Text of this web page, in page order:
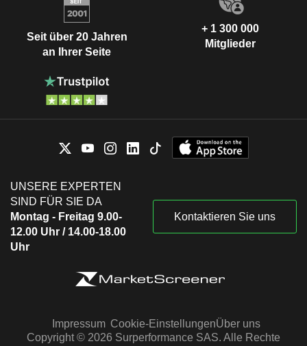
Seit über 20 Jahren
an Ihrer Seite
+ 1 300 000
Mitglieder
UNSERE EXPERTEN
SIND FÜR SIE DA
Montag - Freitag 9.00-
12.00 Uhr / 14.00-18.00
Uhr
Kontaktieren Sie uns
Impressum Cookie-EinstellungenÜber uns
Copyright © 2026 Surperformance SAS. Alle Rechte